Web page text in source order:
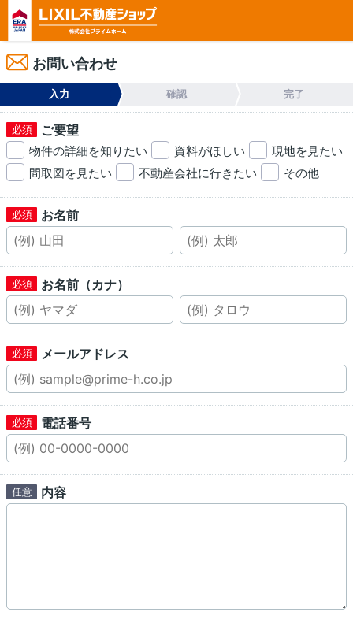
お問い合わせ
入力 確認 完了
ご要望
物件の詳細を知りたい 資料がほしい
現地を見たい
間取図を見たい
不動産会社に行きたい その他
お名前
お名前（カナ）
メールアドレス
電話番号
内容